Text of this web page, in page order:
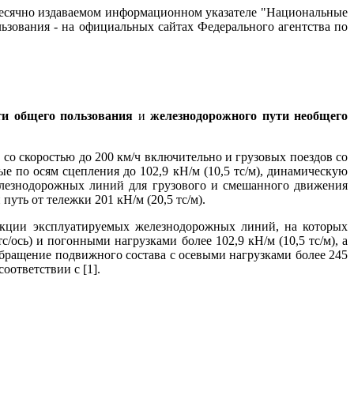
издаваемом информационном указателе "Национальные
- на официальных сайтах Федерального агентства по
общего пользования ижелезнодорожного пути необщего
скоростью до 200 км/ч включительно и грузовых поездов со
по осям сцепления до 102,9 кН/м (10,5 тс/м), динамическую
линий для грузового и смешанного движения
путь от тележки 201 кН/м (20,5 тс/м).
эксплуатируемых железнодорожных линий, на которых
ось) и погонными нагрузками более 102,9 кН/м (10,5 тс/м), а
подвижного состава с осевыми нагрузками более 245
с [1].